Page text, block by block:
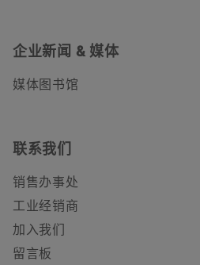
企业新闻 & 媒体
媒体图书馆
联系我们
销售办事处
工业经销商
加入我们
留言板